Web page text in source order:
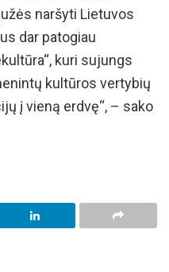
naršyti Lietuvos
dar patogiau
kuri sujungs
kultūros vertybių
į vieną erdvę“, – sako